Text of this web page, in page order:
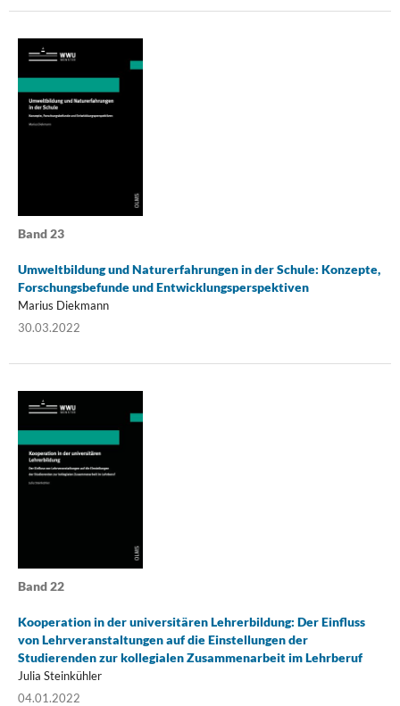
Band 23
Umweltbildung und Naturerfahrungen in der Schule: Konzepte,
Forschungsbefunde und Entwicklungsperspektiven
Marius Diekmann
30.03.2022
Band 22
Kooperation in der universitären Lehrerbildung: Der Einfluss
von Lehrveranstaltungen auf die Einstellungen der
Studierenden zur kollegialen Zusammenarbeit im Lehrberuf
Julia Steinkühler
04.01.2022